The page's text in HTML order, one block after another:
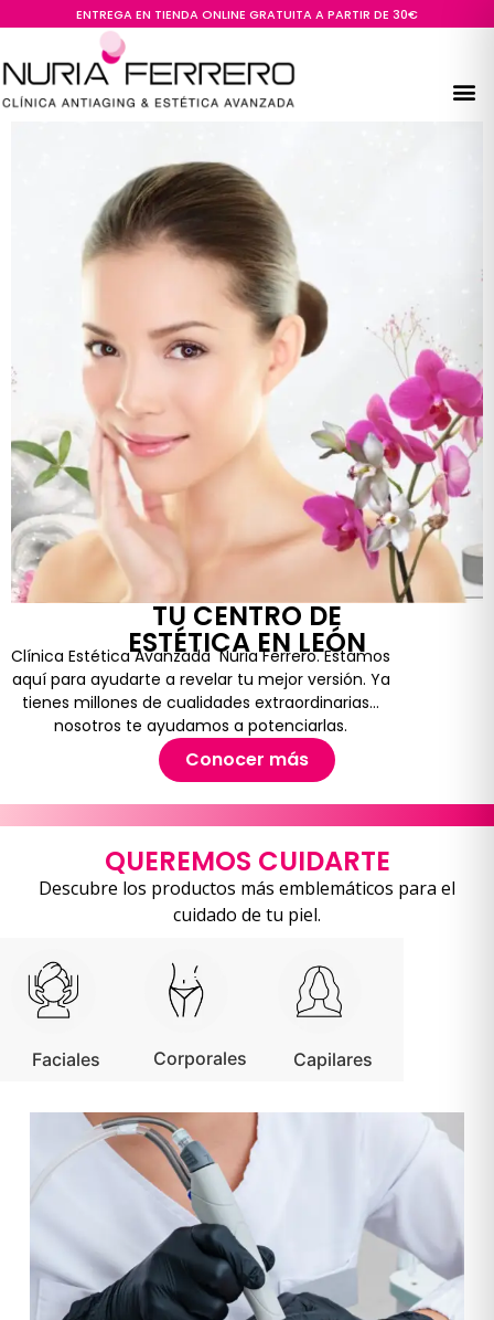
ENTREGA EN TIENDA ONLINE GRATUITA A PARTIR DE 30€
TU CENTRO DE
ESTÉTICA EN LEÓN
Clínica Estética Avanzada Nuria Ferrero. Estamos
aquí para ayudarte a revelar tu mejor versión. Ya
tienes millones de cualidades extraordinarias…
nosotros te ayudamos a potenciarlas.
Conocer más
QUEREMOS CUIDARTE
Descubre los productos más emblemáticos para el
cuidado de tu piel.
Faciales Corporales Capilares